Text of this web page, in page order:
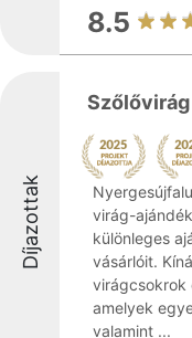
8.5
Díjazottak
virág-
különleges
vásárlóit.
virágcsokrok
amelyek
valamint ...